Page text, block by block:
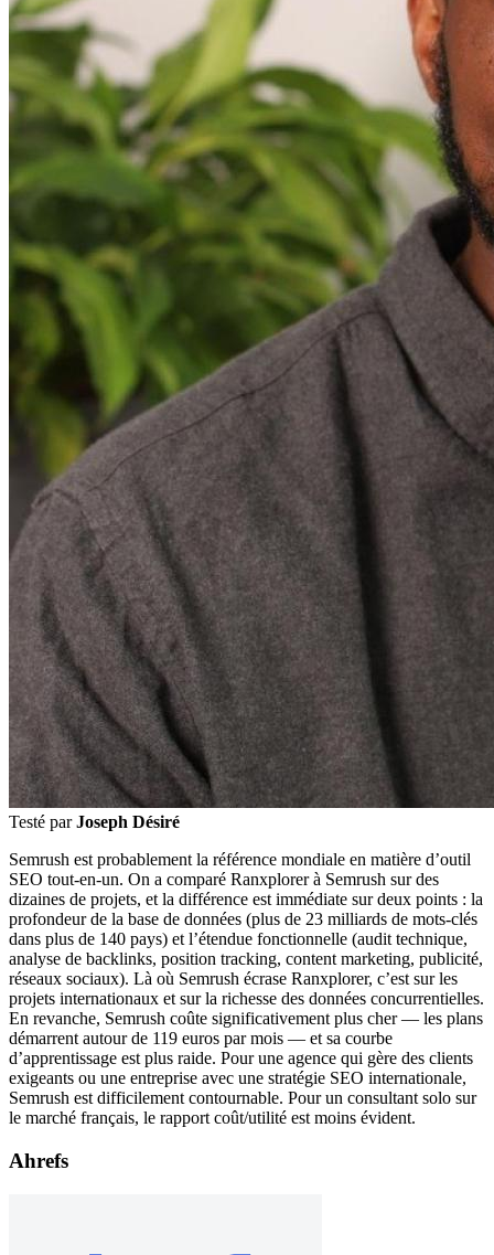
Testé parJoseph Désiré
Semrush est probablement la référence mondiale en matière d’outil
SEO tout-en-un. On a comparé Ranxplorer à Semrush sur des
dizaines de projets, et la différence est immédiate sur deux points : la
profondeur de la base de données (plus de 23 milliards de mots-clés
dans plus de 140 pays) et l’étendue fonctionnelle (audit technique,
analyse de backlinks, position tracking, content marketing, publicité,
réseaux sociaux). Là où Semrush écrase Ranxplorer, c’est sur les
projets internationaux et sur la richesse des données concurrentielles.
En revanche, Semrush coûte significativement plus cher — les plans
démarrent autour de 119 euros par mois — et sa courbe
d’apprentissage est plus raide. Pour une agence qui gère des clients
exigeants ou une entreprise avec une stratégie SEO internationale,
Semrush est difficilement contournable. Pour un consultant solo sur
le marché français, le rapport coût/utilité est moins évident.
Ahrefs